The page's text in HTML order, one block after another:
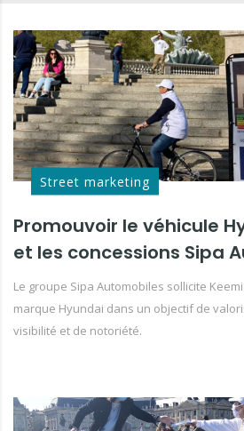
Street marketing
Promouvoir le véhicule
et les concessions Sipa
Le groupe Sipa Automobiles sollicite
marque Hyundai dans un objectif de
visibilité et de notoriété.